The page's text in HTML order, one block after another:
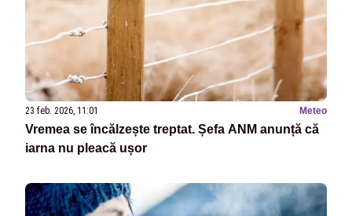
23 feb. 2026, 11:01 Meteo
Vremea se încălzește treptat. Șefa ANM anunță că
iarna nu pleacă ușor